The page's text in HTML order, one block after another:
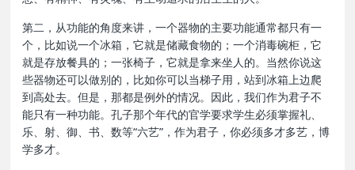
第二，从功能的角度来讲，一个器物的主要功能通常都只有一
个，比如说一个冰箱，它就是储藏食物的；一个消毒碗柜，它
就是存放餐具的；一张椅子，它就是拿来坐人的。当然你说这
些器物还可以做别的，比如你可以当梯子用，站到冰箱上边爬
到高处去。但是，那都是例外的情况。因此，我们作为君子不
能只有一种功能。孔子那个年代的官学要求学生必须掌握礼、
乐、射、御、书、数等“六艺”，作为君子，你必须多才多艺，博
学多才。